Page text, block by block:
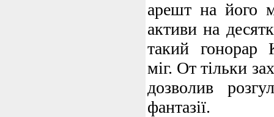
арешт на його
активи на
такий гонорар
міг. От тільки
дозволив
фантазії.